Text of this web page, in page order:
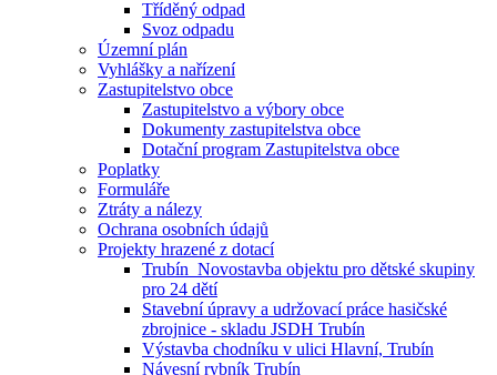
Tříděný odpad
Svoz odpadu
Územní plán
Vyhlášky a nařízení
Zastupitelstvo obce
Zastupitelstvo a výbory obce
Dokumenty zastupitelstva obce
Dotační program Zastupitelstva obce
Poplatky
Formuláře
Ztráty a nálezy
Ochrana osobních údajů
Projekty hrazené z dotací
Trubín_Novostavba objektu pro dětské skupiny
pro 24 dětí
Stavební úpravy a udržovací práce hasičské
zbrojnice - skladu JSDH Trubín
Výstavba chodníku v ulici Hlavní, Trubín
Návesní rybník Trubín